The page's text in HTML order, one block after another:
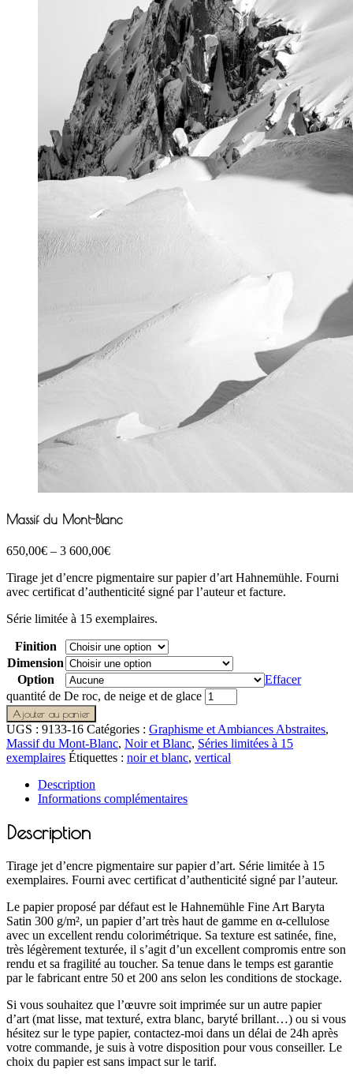
Massif du Mont-Blanc
650,00€ – 3 600,00€
Tirage jet d’encre pigmentaire sur papier d’art Hahnemühle. Fourni
avec certificat d’authenticité signé par l’auteur et facture.
Série limitée à 15 exemplaires.
Finition
Dimension
Option
Effacer
quantité de De roc, de neige et de glace
Ajouter au panier
UGS : 9133-16 Catégories : Graphisme et Ambiances Abstraites,
Massif du Mont-Blanc, Noir et Blanc, Séries limitées à 15
exemplaires Étiquettes : noir et blanc, vertical
Description
Informations complémentaires
Description
Tirage jet d’encre pigmentaire sur papier d’art. Série limitée à 15
exemplaires. Fourni avec certificat d’authenticité signé par l’auteur.
Le papier proposé par défaut est le Hahnemühle Fine Art Baryta
Satin 300 g/m², un papier d’art très haut de gamme en α-cellulose
avec un excellent rendu colorimétrique. Sa texture est satinée, fine,
très légèrement texturée, il s’agit d’un excellent compromis entre son
rendu et sa fragilité au toucher. Sa tenue dans le temps est garantie
par le fabricant entre 50 et 200 ans selon les conditions de stockage.
Si vous souhaitez que l’œuvre soit imprimée sur un autre papier
d’art (mat lisse, mat texturé, extra blanc, baryté brillant…) ou si vous
hésitez sur le type papier, contactez-moi dans un délai de 24h après
votre commande, je suis à votre disposition pour vous conseiller. Le
choix du papier est sans impact sur le tarif.